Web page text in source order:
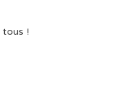
tous !